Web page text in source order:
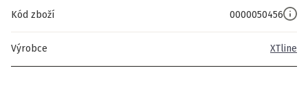
Kód zboží 0000050456
Výrobce XTline